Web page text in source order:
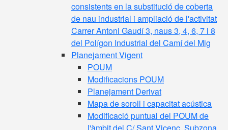
consistents en la substitució de coberta
de nau industrial i ampliació de l'activitat
Carrer Antoni Gaudí 3, naus 3, 4, 6, 7 i 8
del Polígon Industrial del Camí del Mig
Planejament Vigent
POUM
Modificacions POUM
Planejament Derivat
Mapa de soroll i capacitat acústica
Modificació puntual del POUM de
l'àmbit del C/ Sant Vicenç, Subzona